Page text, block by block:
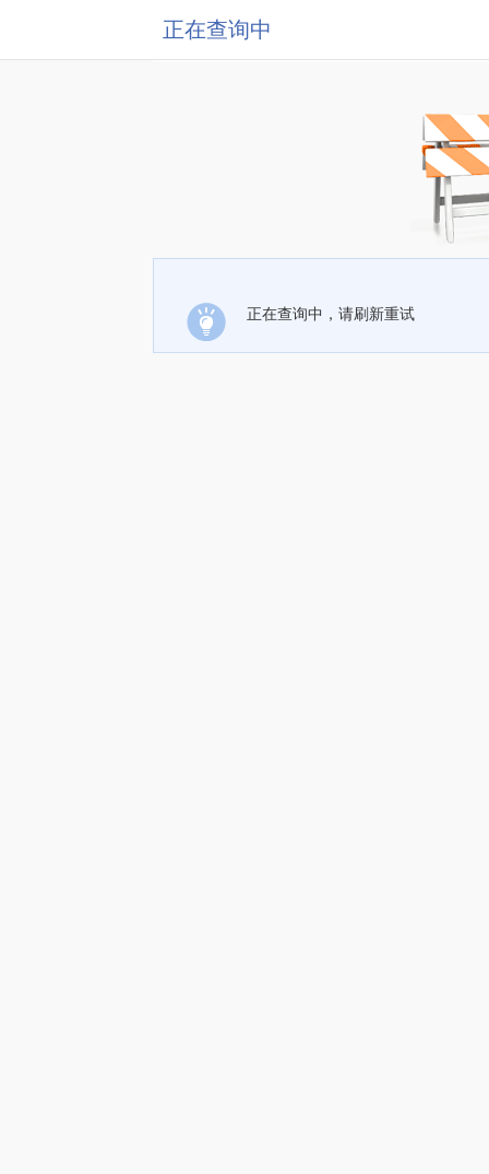
正在查询中
正在查询中，请刷新重试